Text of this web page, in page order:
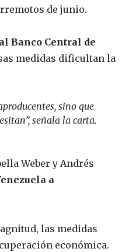
de junio.
Banco Central de
medidas dificultan la
sino que
señala la carta.
Weber y Andrés
a
las medidas
económica.